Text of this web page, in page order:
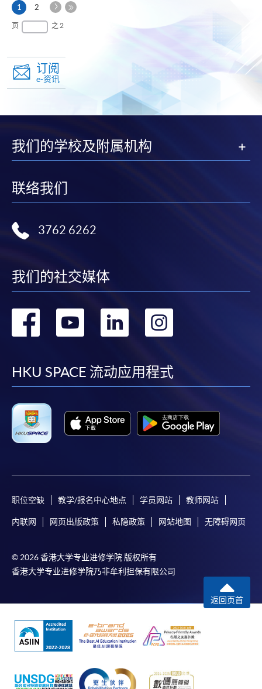
1 本
页
2
下
页
页 之 2
订阅
e-资讯
我们的学校及附属机构
联络我们
3762 6262
我们的社交媒体
转
facebook
转
youtube
转
linkedin
转
HKU SPACE 流动应用程式
职位空缺 教学/报名中心地点 学员网站 教师网站
内联网 网页出版政策 私隐政策 网站地图 无障碍网页
© 2026 香港大学专业进修学院 版权所有
香港大学专业进修学院乃非牟利担保有限公司
返回页首